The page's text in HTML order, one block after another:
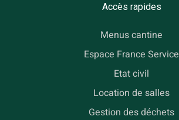
Accès rapides
Menus cantine
Espace France Service
Etat civil
Location de salles
Gestion des déchets